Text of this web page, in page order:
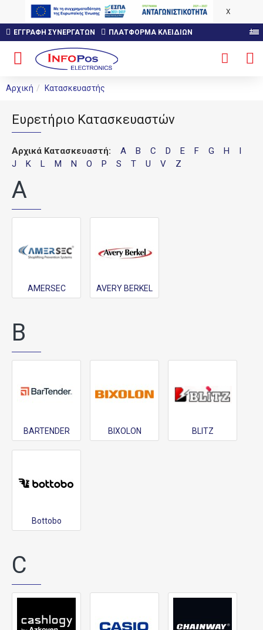
X
ΕΓΓΡΑΦΉ ΣΥΝΕΡΓΑΤΏΝ ΠΛΑΤΦΟΡΜΑ ΚΛΕΙΔΙΩΝ
Αρχική Κατασκευαστής
Ευρετήριο Κατασκευαστών
Αρχικά Κατασκευαστή: A B C D E F G H
I
J
K L M N O P S T U V Z
A
AMERSEC AVERY BERKEL
B
BARTENDER BIXOLON BLITZ
Bottobo
C